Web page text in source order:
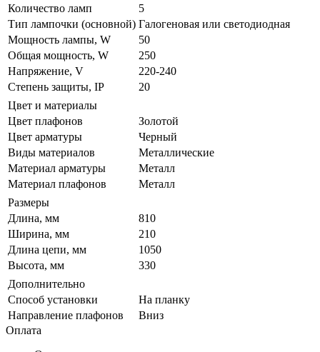
Количество ламп
5
Тип лампочки (основной) Галогеновая или светодиодная
Мощность лампы, W
50
Общая мощность, W
250
Напряжение, V
220-240
Степень защиты, IP
20
Цвет и материалы
Цвет плафонов
Золотой
Цвет арматуры
Черный
Виды материалов
Металлические
Материал арматуры
Металл
Материал плафонов
Металл
Размеры
Длина, мм
810
Ширина, мм
210
Длина цепи, мм
1050
Высота, мм
330
Дополнительно
Способ установки
На планку
Направление плафонов
Вниз
Оплата